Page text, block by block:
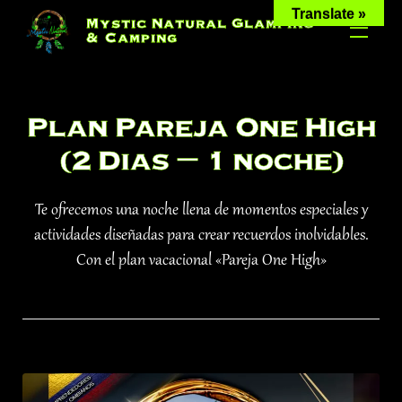
Skip
content
Mystic Natural Glamping
& Camping
Plan Pareja One High
(2 Dias – 1 noche)
Te ofrecemos una noche llena de momentos especiales y
actividades diseñadas para crear recuerdos inolvidables.
Con el plan vacacional «Pareja One High»
Translate »